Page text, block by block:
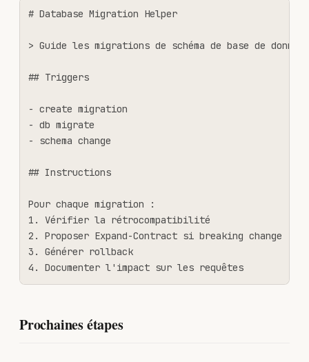
# Database Migration Helper
> Guide les migrations de schéma de base de
## Triggers
- create migration
- db migrate
- schema change
## Instructions
Pour chaque migration :
1. Vérifier la rétrocompatibilité
2. Proposer Expand-Contract si breaking change
3. Générer rollback
4. Documenter l'impact sur les requêtes
Prochaines étapes